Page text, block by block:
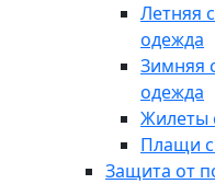
Летняя
одежда
Зимняя
одежда
Жилеты
Плащи
Защита от